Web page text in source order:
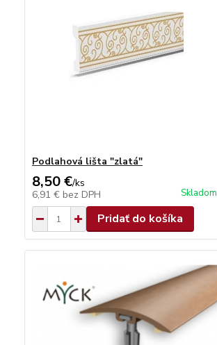
Podlahová lišta "zlatá"
8,50 €/ks
6,91 € bez DPH Skladom
Pridať do košíka